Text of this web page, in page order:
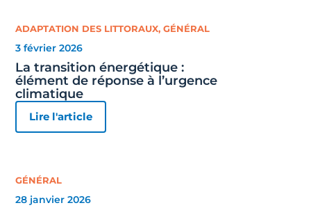
ADAPTATION DES LITTORAUX,GÉNÉRAL
3 février 2026
La transition énergétique :
élément de réponse à l’urgence
climatique
Lire l'article
GÉNÉRAL
28 janvier 2026